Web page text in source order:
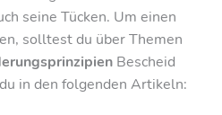
seine Tücken. Um einen
solltest du über Themen
Bescheid
in den folgenden Artikeln: